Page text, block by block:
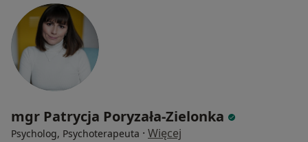
mgr Patrycja Poryzała-Zielonka
Psycholog, Psychoterapeuta · Więcej